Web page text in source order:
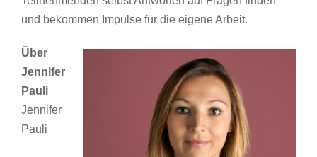
und bekommen Impulse für die eigene Arbeit.
Über
Jennifer
Pauli
Jennifer
Pauli